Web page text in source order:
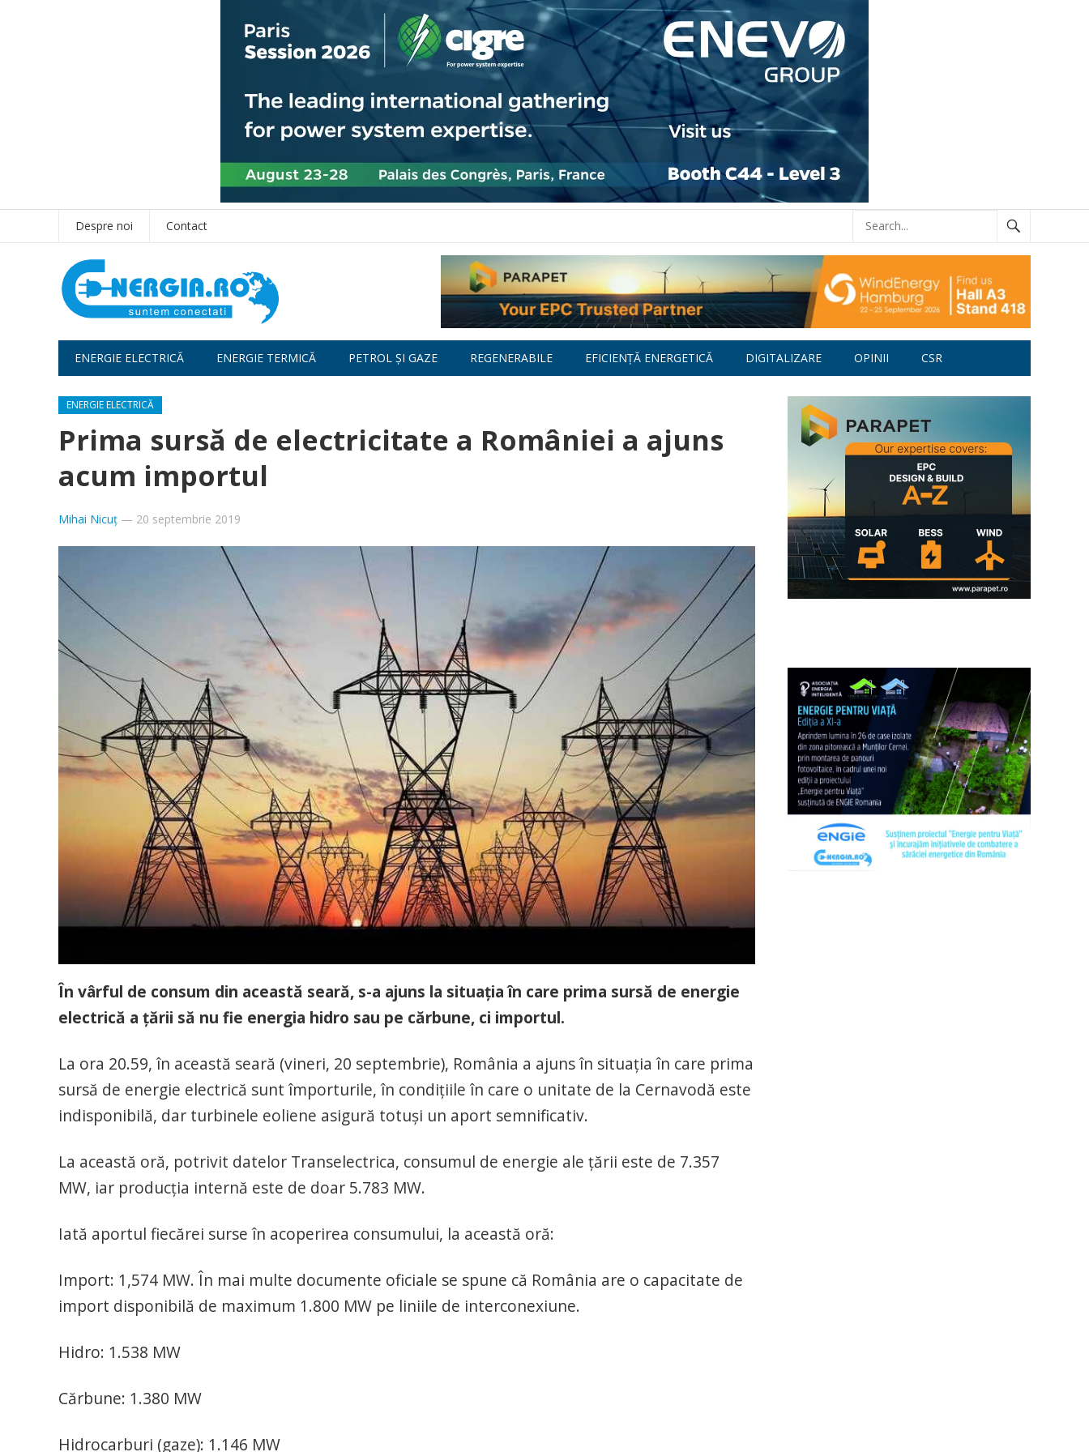
Despre noi Contact
ENERGIE ELECTRICĂ ENERGIE TERMICĂ PETROL ȘI GAZE REGENERABILE EFICIENȚĂ ENERGETICĂ DIGITALIZARE OPINII CSR
ENERGIE ELECTRICĂ
Prima sursă de electricitate a României a ajuns
acum importul
Mihai Nicuț — 20 septembrie 2019
În vârful de consum din această seară, s-a ajuns la situaţia în care prima sursă de energie
electrică a ţării să nu fie energia hidro sau pe cărbune, ci importul.
La ora 20.59, în această seară (vineri, 20 septembrie), România a ajuns în situaţia în care prima
sursă de energie electrică sunt împorturile, în condiţiile în care o unitate de la Cernavodă este
indisponibilă, dar turbinele eoliene asigură totuşi un aport semnificativ.
La această oră, potrivit datelor Transelectrica, consumul de energie ale ţării este de 7.357
MW, iar producţia internă este de doar 5.783 MW.
Iată aportul fiecărei surse în acoperirea consumului, la această oră:
Import: 1,574 MW. În mai multe documente oficiale se spune că România are o capacitate de
import disponibilă de maximum 1.800 MW pe liniile de interconexiune.
Hidro: 1.538 MW
Cărbune: 1.380 MW
Hidrocarburi (gaze): 1.146 MW